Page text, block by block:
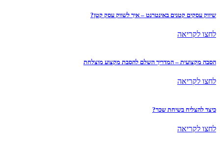
שיווק עסקים קטנים באינטרנט – איך לשווק עסק קטן?
לחצו לקריאה
הסבה מקצועית – המדריך השלם להסבת מקצוע מוצלחת
לחצו לקריאה
כיצד להצליח בשיחת שכר?
לחצו לקריאה